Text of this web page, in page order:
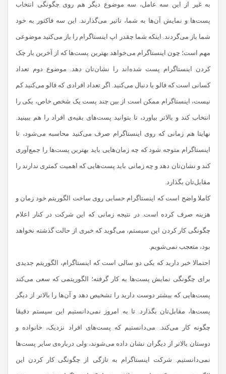
به غیر از این سه عامل، سه موضوع دیگر هم روی چگونگی انتخاب
پست‌ها و نمایش آن‌ها به شما، تاثیر می‌گذارند. این سه فاکتور به خود
شما باز می‌گردند. اینکه شما چقدر اپ اینستاگرام را باز می‌کنید موضوعی
مهم است؛ چون اینستاگرام می‌خواهد بهترین پست‌ها که از آخرین بار چک
کردن اینستاگرام پست شده‌اند را نشان‌تان دهد. موضوع دوم تعداد
کسانی است که فالو یا دنبال می‌کنید. اگر تعداد افرادی که فالو می‌کنید کم
نیست، اینستاگرام ممکن است از بین چند پست یک شخص خاص، یکی را
انتخاب کند و بالاتر بیاورد، تا بتوانید پست‌های بقیه‌ی افراد را هم ببینید.
نهایتا هم زمانی که روی اینستاگرام صرف می‌کنید محاسبه می‌شود، تا
اینستاگرام متوجه شود که چه زمان‌هایی باید بهترین پست‌ها را جمع‌آوری
کند و نشان‌تان دهد و چه زمانی باید پست‌هایی که اهمیت کمتری ندارند را
مقابل‌تان بگذارد.
کاملا واضح است که اینستاگرام حسابی روی ساخت الگوریتم خود زمان و
هزینه صرف کرده است. در نتیجه زمانی که این شرکت در کنار اعلام
چگونگی کار کردن این سیستم، می‌گوید که خبری از حالت گذشته نخواهد
بود، متعجب نمی‌شویم.
احتمالا خبر دارید که یکی دو سالی است که اینستاگرام، الگوریتم جدیدی
برای چگونگی نمایش پست‌ها به کار گرفته؛ الگوریتمی که سعی می‌کند
پست‌هایی که بیشتر دوست دارید را تشخیص دهد و آن‌ها را بالاتر از دیگر
پست‌ها، مقابل‌تان بگذارد. تا به امروز نمی‌دانستیم این سیستم دقیقا
چگونه کار می‌کند. می‌دانستیم که پست‌های افراد نزدیک، خانواده و
دوستان بالاتر از دیگران نشان داده می‌شوند، ولی درباره‌ی سایر پست‌ها
نمی‌دانستیم. شرکت اینستاگرام به تازگی از چگونگی کار کردن این